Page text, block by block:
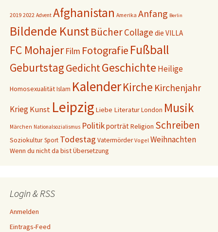
2019 2022 Advent Afghanistan Amerika Anfang Berlin
Bildende KunstBücherCollage die VILLA
FC Mohajer Film Fotografie Fußball
GeburtstagGedichtGeschichte Heilige
HomosexualitätIslam KalenderKirche Kirchenjahr
Krieg Kunst Leipzig Liebe LiteraturLondon Musik
Märchen Nationalsozialismus PolitikporträtReligion Schreiben
SoziokulturSport Todestag Vatermörder Vogel Weihnachten
Wenn du nicht da bistÜbersetzung
Login & RSS
Anmelden
Eintrags-Feed